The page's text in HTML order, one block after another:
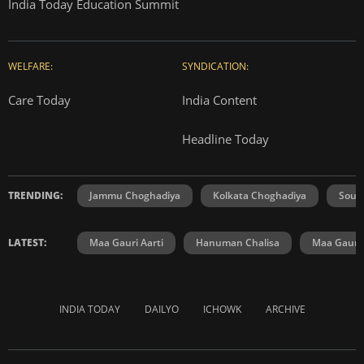
India Today Education Summit
WELFARE:
Care Today
SYNDICATION:
India Content
Headline Today
TRENDING: Jammu Choghadiya Kolkata Choghadiya
LATEST: Maa Gauri Aarti Hanuman Chalisa Maa Gauri
INDIA TODAY DAILYO ICHOWK ARCHIVE